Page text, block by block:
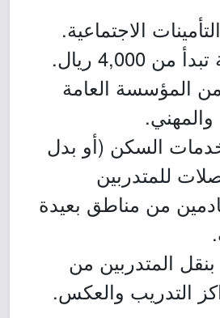
الاجتماعية.
4,000 ريال.
المؤسسة العامة
والمهني.
السكن (أو بدل
للمتدربين
من مناطق بعيدة
المتدربين من
التدريب والعكس.